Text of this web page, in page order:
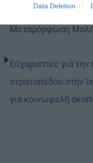
Data Deletion
Η εορτή της
Μεταμόρφωση
Εὐχαριστίες γιά
στρατοπέδου στήν
γιά κοινωφελῆ